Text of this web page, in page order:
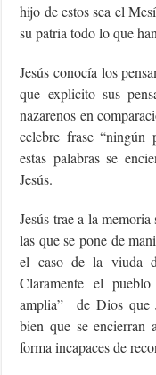
hijo de estos sea el
su patria todo lo que
Jesús conocía los
que explicito sus
nazarenos en
celebre frase “ningún
estas palabras se
Jesús.
Jesús trae a la
las que se pone de
el caso de la viuda
Claramente el
amplia” de Dios que
bien que se encierran
forma incapaces de